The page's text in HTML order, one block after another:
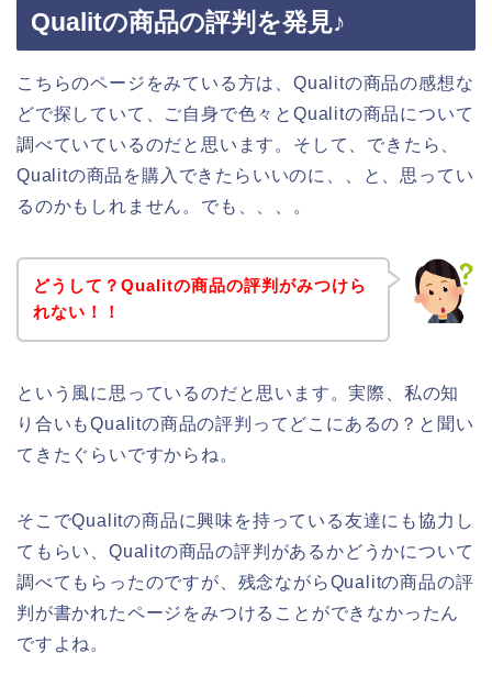
Qualitの商品の評判を発見♪
こちらのページをみている方は、Qualitの商品の感想な
どで探していて、ご自身で色々とQualitの商品について
調べていているのだと思います。そして、できたら、
Qualitの商品を購入できたらいいのに、、と、思ってい
るのかもしれません。でも、、、。
どうして？Qualitの商品の評判がみつけら
れない！！
という風に思っているのだと思います。実際、私の知
り合いもQualitの商品の評判ってどこにあるの？と聞い
てきたぐらいですからね。
そこでQualitの商品に興味を持っている友達にも協力し
てもらい、Qualitの商品の評判があるかどうかについて
調べてもらったのですが、残念ながらQualitの商品の評
判が書かれたページをみつけることができなかったん
ですよね。